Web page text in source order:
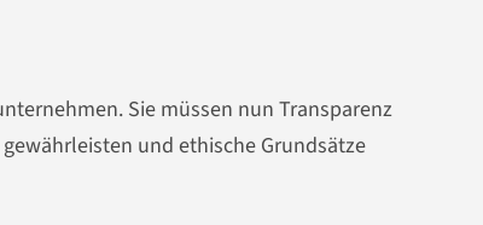
Sie müssen nun Transparenz
und ethische Grundsätze